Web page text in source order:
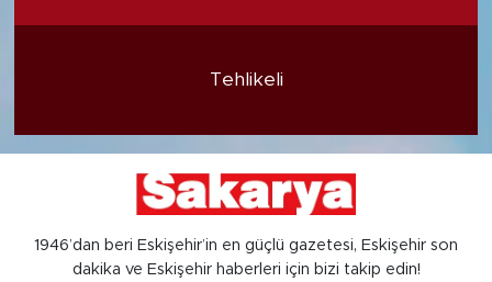
Tehlikeli
1946’dan beri Eskişehir’in en güçlü gazetesi, Eskişehir son
dakika ve Eskişehir haberleri için bizi takip edin!